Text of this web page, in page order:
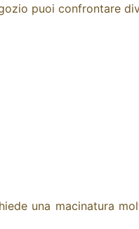
puoi confrontare
una macinatura